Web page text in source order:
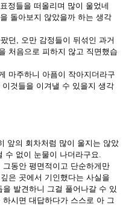
정들을 떠올리며 많이 울었네
돌아보지 않았을까 하는 생각
던, 오만 감정들이 뒤섞인 과거
처음으로 피하지 않고 직면했습
마주하니 아픔이 작아지더라구
것들을 이겨낼 수 있을지 생각
앞의 회차처럼 많이 울지는 않았
수 없이 눈물이 나더라구요.
동안 평면적이고 단순하게만
은 곳에서 기인했다는 사실을
발견하니 그걸 풀어나갈 수 있
시면 대답하다가 스스로 아 그